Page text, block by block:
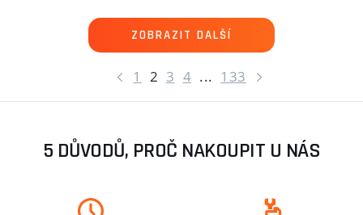
1 2 3 4 ... 133
ZOBRAZIT DALŠÍ
5 DŮVODŮ, PROČ NAKOUPIT U NÁS